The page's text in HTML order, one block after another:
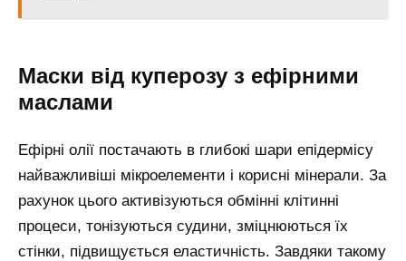
Маски від куперозу з ефірними
маслами
Ефірні олії постачають в глибокі шари епідермісу
найважливіші мікроелементи і корисні мінерали. За
рахунок цього активізуються обмінні клітинні
процеси, тонізуються судини, зміцнюються їх
стінки, підвищується еластичність. Завдяки такому